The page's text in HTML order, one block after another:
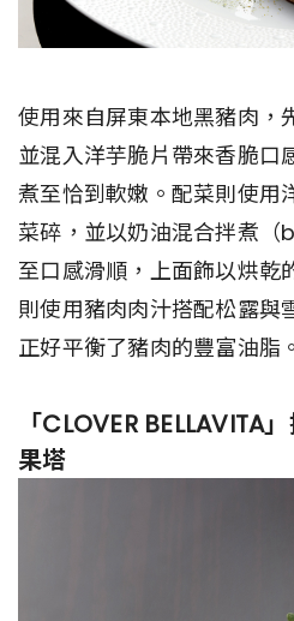
使用來自屏東本地黑豬肉，
並混入洋芋脆片帶來香脆口
煮至恰到軟嫩。配菜則使用
菜碎，並以奶油混合拌煮
至口感滑順，上面飾以烘乾
則使用豬肉肉汁搭配松露與
正好平衡了豬肉的豐富油脂。
「CLOVER BELLAVITA
果塔